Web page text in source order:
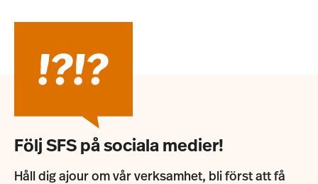
Följ SFS på sociala medier!
Håll dig ajour om vår verksamhet, bli först att få